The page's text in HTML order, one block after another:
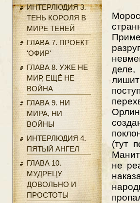
ИНТЕРЛЮДИЯ 3.
ТЕНЬ КОРОЛЯ В
МИРЕ ТЕНЕЙ
ГЛАВА 7. ПРОЕКТ
'ОФИР'
ГЛАВА 8. УЖЕ НЕ
МИР, ЕЩЁ НЕ
ВОЙНА
ГЛАВА 9. НИ
МИРА, НИ
ВОЙНЫ
ИНТЕРЛЮДИЯ 4.
ПЯТЫЙ АНГЕЛ
ГЛАВА 10.
МУДРЕЦУ
ДОВОЛЬНО И
ПРОСТОТЫ
деле,
(тут
не